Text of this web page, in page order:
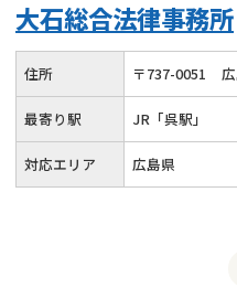
大石総合法律事務所
住所 〒737-0051
最寄り駅 JR「呉駅」
対応エリア 広島県